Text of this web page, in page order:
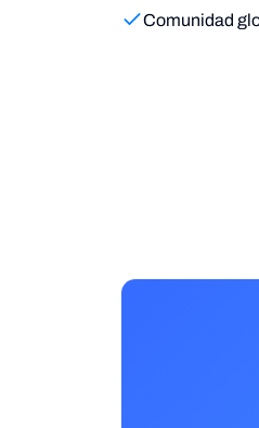
Comunidad